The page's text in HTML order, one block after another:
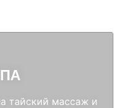
тайский массаж и